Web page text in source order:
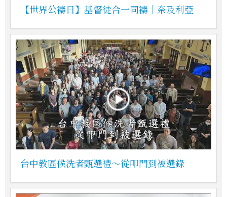
【世界公禱日】基督徒合一同禱｜奈及利亞
台中教區候洗者甄選禮～從叩門到被選錄